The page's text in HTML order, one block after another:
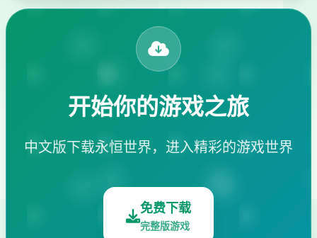
开始你的游戏之旅
中文版下载永恒世界，进入精彩的游戏世界
免费下载
完整版游戏